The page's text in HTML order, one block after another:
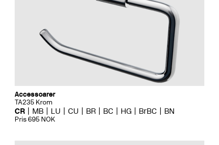
Accessoarer
TA235 Krom
CR MB LU CU BR BC HG BrBC BN
Pris 695 NOK